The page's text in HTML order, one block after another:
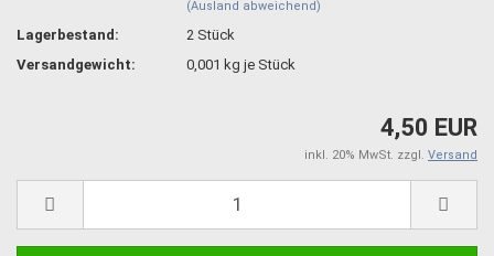
(Ausland abweichend)
Lagerbestand: 2 Stück
Versandgewicht:
0,001 kg je Stück
4,50 EUR
inkl. 20% MwSt. zzgl. Versand